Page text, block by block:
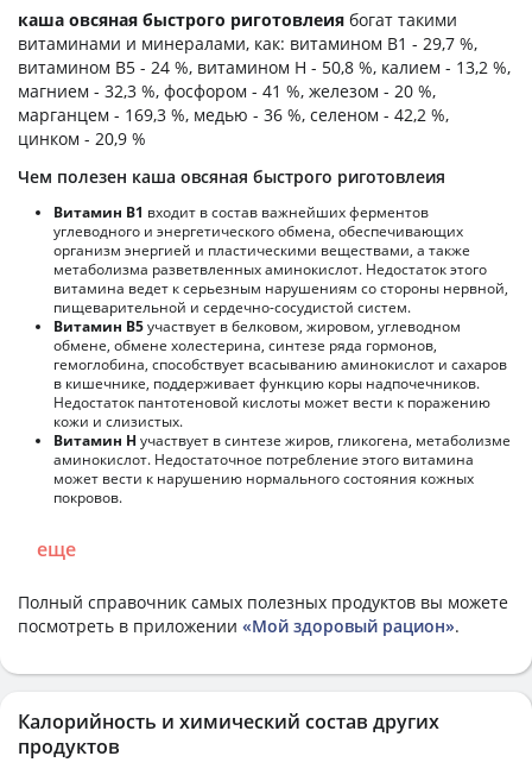
каша овсяная быстрого риготовлеия богат такими
витаминами и минералами, как: витамином B1 - 29,7 %,
витамином B5 - 24 %, витамином H - 50,8 %, калием - 13,2 %,
магнием - 32,3 %, фосфором - 41 %, железом - 20 %,
марганцем - 169,3 %, медью - 36 %, селеном - 42,2 %,
цинком - 20,9 %
Чем полезен каша овсяная быстрого риготовлеия
Витамин В1 входит в состав важнейших ферментов
углеводного и энергетического обмена, обеспечивающих
организм энергией и пластическими веществами, а также
метаболизма разветвленных аминокислот. Недостаток этого
витамина ведет к серьезным нарушениям со стороны нервной,
пищеварительной и сердечно-сосудистой систем.
Витамин В5участвует в белковом, жировом, углеводном
обмене, обмене холестерина, синтезе ряда гормонов,
гемоглобина, способствует всасыванию аминокислот и сахаров
в кишечнике, поддерживает функцию коры надпочечников.
Недостаток пантотеновой кислоты может вести к поражению
кожи и слизистых.
Витамин Н участвует в синтезе жиров, гликогена, метаболизме
аминокислот. Недостаточное потребление этого витамина
может вести к нарушению нормального состояния кожных
покровов.
еще
Полный справочник самых полезных продуктов вы можете
посмотреть в приложении «Мой здоровый рацион».
Калорийность и химический состав других
продуктов